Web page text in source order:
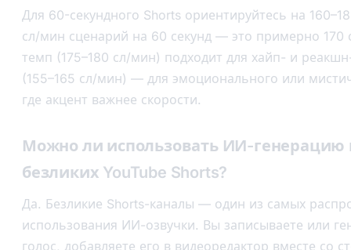
Для 60-секундного Shorts ориентируйтесь на
сл/мин сценарий на 60 секунд — это примерно 170
темп (175–180 сл/мин) подходит для хайп- и
(155–165 сл/мин) — для эмоционального или
где акцент важнее скорости.
Можно ли использовать ИИ-генерацию
безликих YouTube Shorts?
Да. Безликие Shorts-каналы — один из самых
использования ИИ-озвучки. Вы записываете или
голос, добавляете его в видеоредактор вместе со